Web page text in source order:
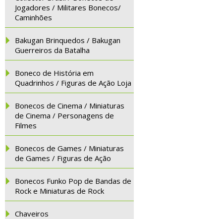
Jogadores / Militares Bonecos/
Caminhões
Bakugan Brinquedos / Bakugan
Guerreiros da Batalha
Boneco de História em
Quadrinhos / Figuras de Ação Loja
Bonecos de Cinema / Miniaturas
de Cinema / Personagens de
Filmes
Bonecos de Games / Miniaturas
de Games / Figuras de Ação
Bonecos Funko Pop de Bandas de
Rock e Miniaturas de Rock
Chaveiros